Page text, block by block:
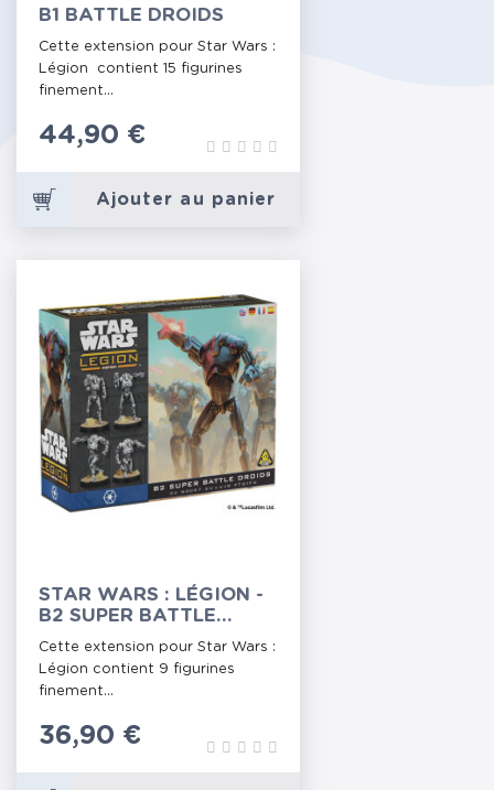
B1 BATTLE DROIDS
Cette extension pour Star Wars :
Légion contient 15 figurines
finement...
Prix
44,90 €
Ajouter au panier
STAR WARS : LÉGION -
B2 SUPER BATTLE
Cette extension pour Star Wars :
Légion contient 9 figurines
finement...
Prix
36,90 €